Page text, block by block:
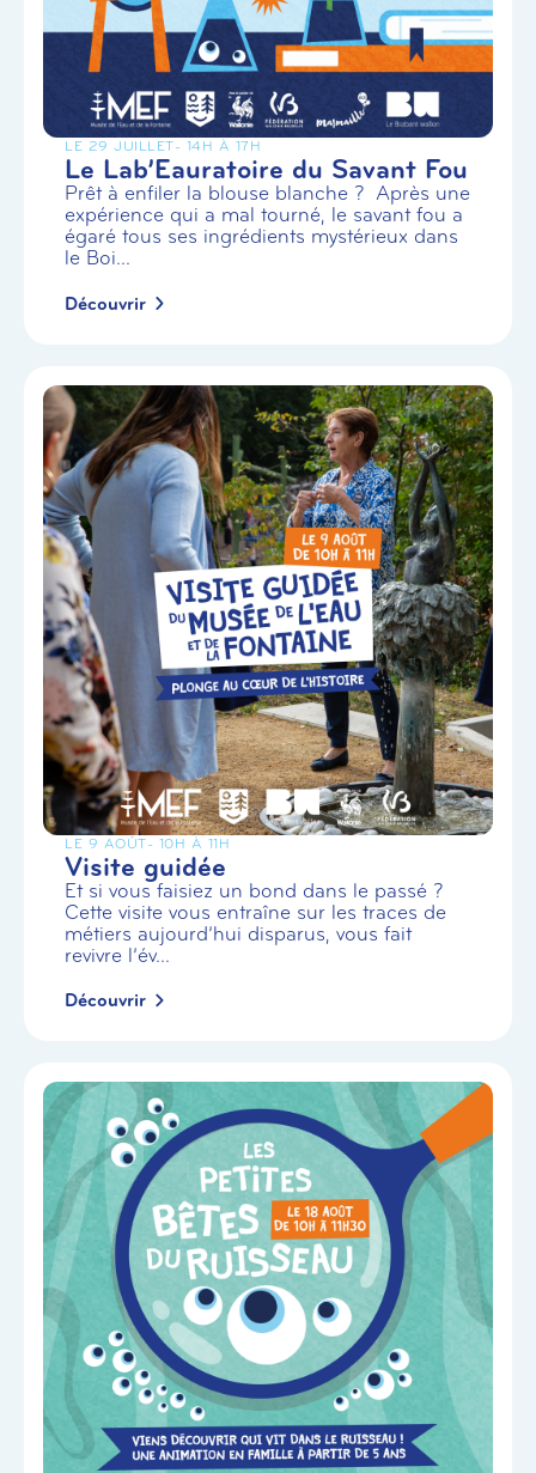
LE 29 JUILLET- 14H À 17H
Le Lab’Eauratoire du Savant Fou
Prêt à enfiler la blouse blanche ? Après une
expérience qui a mal tourné, le savant fou a
égaré tous ses ingrédients mystérieux dans
le Boi...
Découvrir
LE 9 AOÛT- 10H À 11H
Visite guidée
Et si vous faisiez un bond dans le passé ?
Cette visite vous entraîne sur les traces de
métiers aujourd’hui disparus, vous fait
revivre l’év...
Découvrir